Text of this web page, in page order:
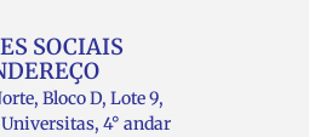
SOCIAIS
Bloco D, Lote 9,
4° andar